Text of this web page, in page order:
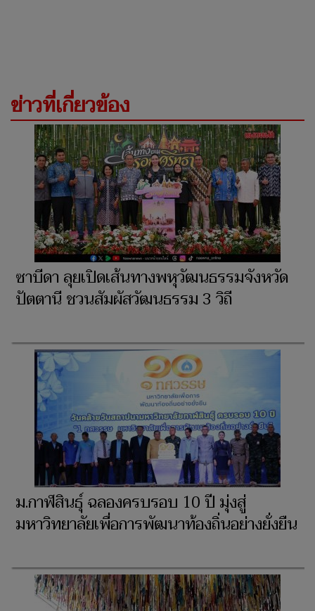
ข่าวที่เกี่ยวข้อง
ซาบีดา ลุยเปิดเส้นทางพหุวัฒนธรรมจังหวัด
ปัตตานี ชวนสัมผัสวัฒนธรรม 3 วิถี
ม.กาฬสินธุ์ ฉลองครบรอบ 10 ปี มุ่งสู่
มหาวิทยาลัยเพื่อการพัฒนาท้องถิ่นอย่างยั่งยืน